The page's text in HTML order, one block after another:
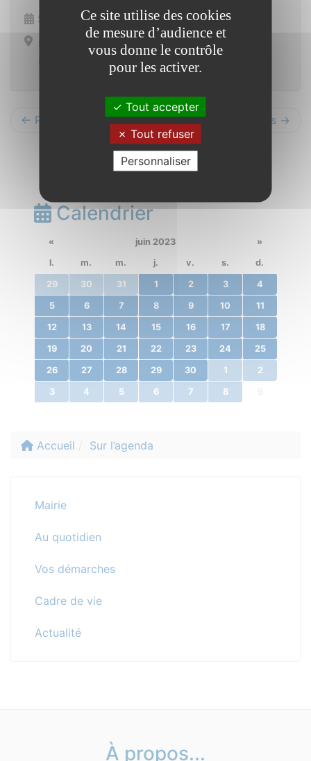
Samedi 11 novembre 2023 de 11h00 à 12h00
Saint Vincent sur Oust
← Précédents Suivants →
Calendrier
« juin 2023
»
l.
m. m. j. v. s. d.
29 30 31 1 2 3 4
5 6 7 8 9 10 11
12 13 14 15 16 17 18
19 20 21 22 23 24 25
26 27 28 29 30 1 2
3 4 5 6 7 8 9
Accueil Sur l’agenda
Mairie
Au quotidien
Vos démarches
Cadre de vie
Actualité
À propos...
Ce site utilise des cookies
de mesure d’audience et
vous donne le contrôle
pour les activer.
Tout accepter
Tout refuser
Personnaliser